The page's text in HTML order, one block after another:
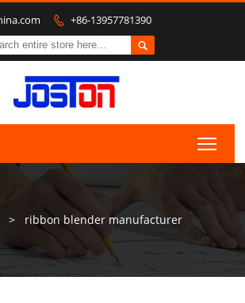
 +86-13957781390

> ribbon blender manufacturer